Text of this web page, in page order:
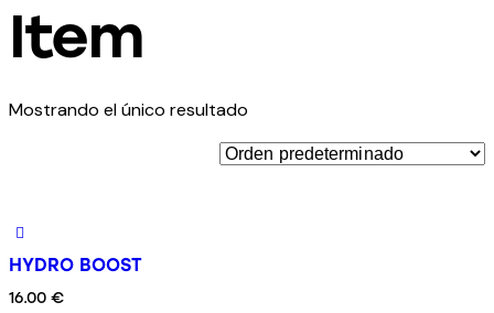
Item
Mostrando el único resultado
HYDRO BOOST
16.00 €